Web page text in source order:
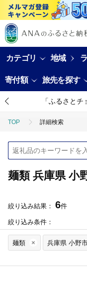
カテゴリ 地域
寄付額 旅先を探す
「ふるさと
TOP 詳細検索
麺類 兵庫県 小
絞り込み結果： 6件
絞り込み条件：
麺類 兵庫県 小野